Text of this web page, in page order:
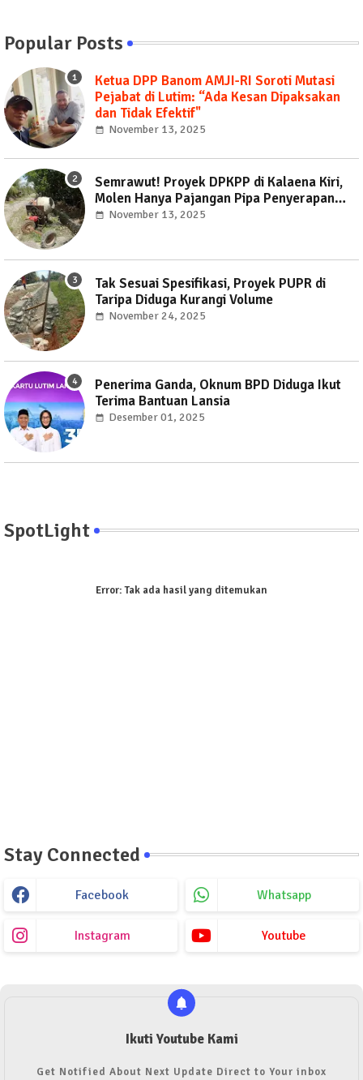
Popular Posts
Ketua DPP Banom AMJI-RI Soroti Mutasi
Pejabat di Lutim: “Ada Kesan Dipaksakan
dan Tidak Efektif"
November 13, 2025
Semrawut! Proyek DPKPP di Kalaena Kiri,
Molen Hanya Pajangan Pipa Penyerapan
Dipasang Sembarangan
November 13, 2025
Tak Sesuai Spesifikasi, Proyek PUPR di
Taripa Diduga Kurangi Volume
November 24, 2025
Penerima Ganda, Oknum BPD Diduga Ikut
Terima Bantuan Lansia
Desember 01, 2025
SpotLight
Error:Tak ada hasil yang ditemukan
Stay Connected
Facebook Whatsapp
Instagram Youtube
Ikuti Youtube Kami
Get Notified About Next Update Direct to Your inbox